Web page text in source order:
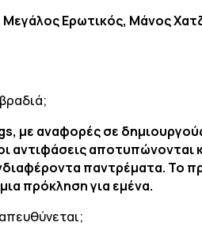
Μεγάλος Ερωτικός, Μάνος
με αναφορές σε
αντιφάσεις αποτυπώνονται
παντρέματα. Το
πρόκληση για εμένα.